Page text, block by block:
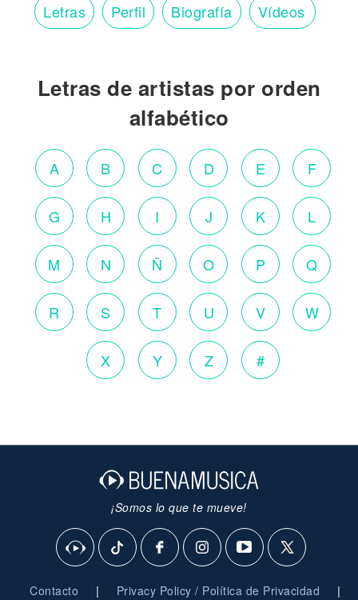
Letras Perfil Biografía Vídeos
Letras de artistas por orden
alfabético
A B C D E F
G H I J K L
M N Ñ O P Q
R S T U V W
X Y Z #
¡Somos lo que te mueve!
Contacto | Privacy Policy / Política de Privacidad |